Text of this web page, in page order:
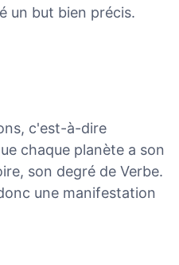
un but bien précis.
c'est-à-dire
chaque planète a son
son degré de Verbe.
une manifestation